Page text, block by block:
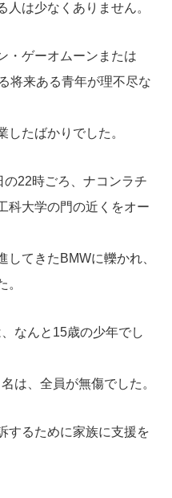
人は少なくありません。
・ゲーオムーンまたは
将来ある青年が理不尽な
たばかりでした。
22時ごろ、ナコンラチ
科大学の門の近くをオー
てきたBMWに轢かれ、
。
なんと15歳の少年でし
は、全員が無傷でした。
するために家族に支援を